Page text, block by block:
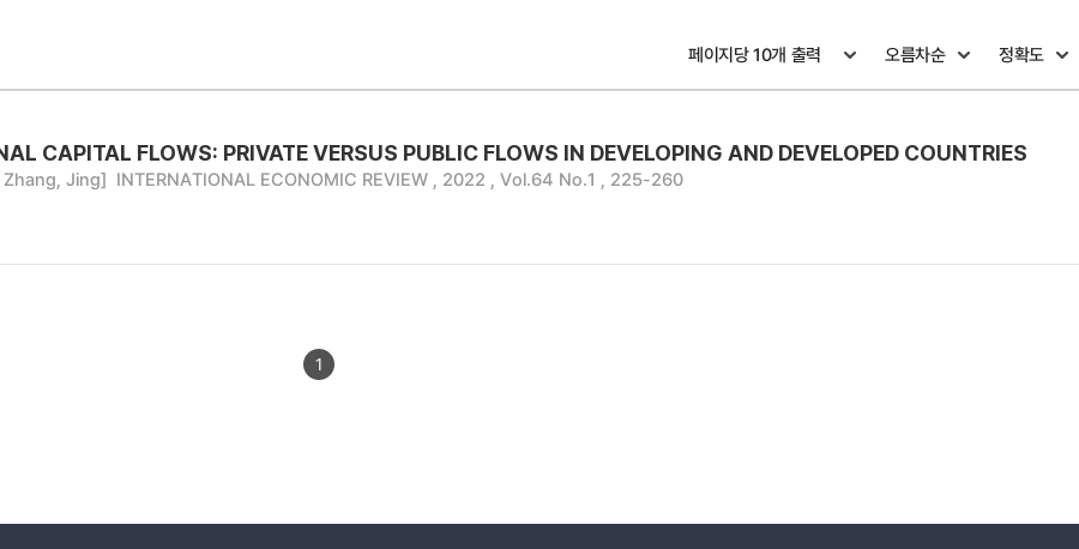
CAPITAL FLOWS: PRIVATE VERSUS PUBLIC FLOWS IN DEVELOPING AND DEVELOPED COUNTRIES
Jing] INTERNATIONAL ECONOMIC REVIEW , 2022 , Vol.64 No.1 , 225-260
1